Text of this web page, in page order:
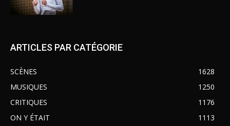
ARTICLES PAR CATÉGORIE
SCÈNES
1628
MUSIQUES
1250
CRITIQUES
1176
ON Y ÉTAIT
1113